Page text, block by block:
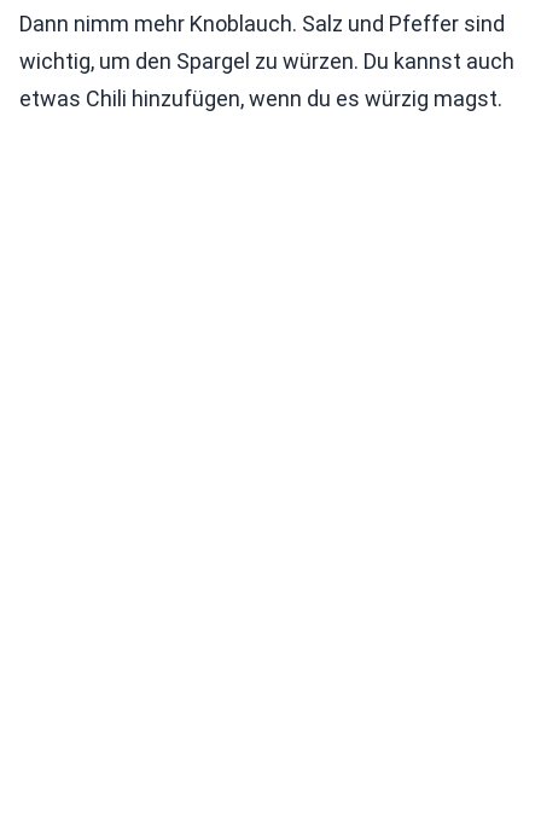
Dann nimm mehr Knoblauch. Salz und Pfeffer sind
wichtig, um den Spargel zu würzen. Du kannst auch
etwas Chili hinzufügen, wenn du es würzig magst.